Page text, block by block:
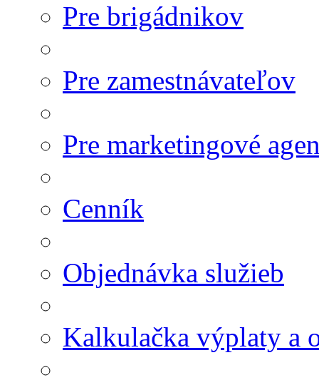
Pre brigádnikov
Pre zamestnávateľov
Pre marketingové
Cenník
Objednávka služieb
Kalkulačka výplaty a